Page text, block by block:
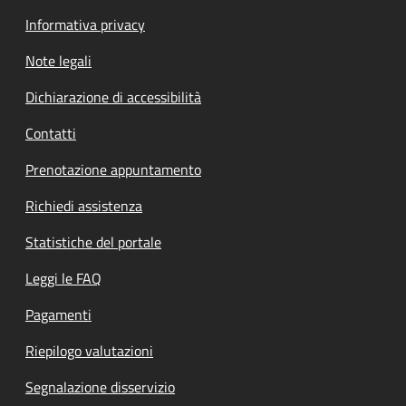
Informativa privacy
Note legali
Dichiarazione di accessibilità
Contatti
Prenotazione appuntamento
Richiedi assistenza
Statistiche del portale
Leggi le FAQ
Pagamenti
Riepilogo valutazioni
Segnalazione disservizio